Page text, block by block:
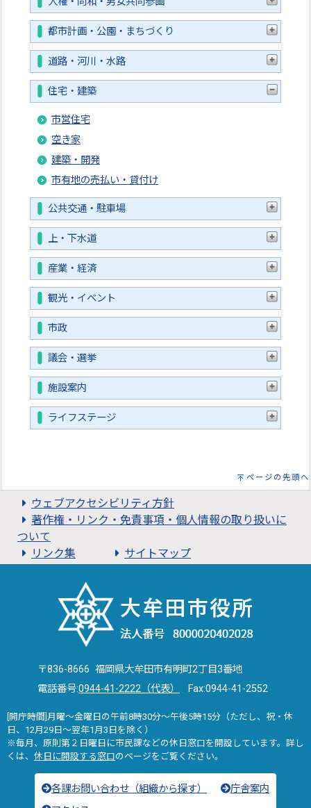
都市計画・公園・まちづくり
道路・河川・水路
住宅・建築
市営住宅
空き家
建築・開発
市有地の売払い・貸付け
公共交通・駐車場
上・下水道
産業・経済
観光・イベント
市政
議会・選挙
施設案内
ライフステージ
ページの先頭へ
ウェブアクセシビリティ方針
著作権・リンク・免責事項・個人情報の取り扱いに
ついて
リンク集
サイトマップ
〒836-8666 福岡県大牟田市有明町2丁目3番地
電話番号:0944-41-2222（代表） Fax:0944-41-2552
[開庁時間]月曜～金曜日の午前8時30分～午後5時15分（ただし、祝・休
日、12月29日～翌年1月3日を除く）
※毎月、原則第２日曜日に市民課などの休日窓口を開設しています。詳し
くは、 休日に開設する窓口のページをご覧ください。
各課お問い合わせ（組織から探す）
庁舎案内